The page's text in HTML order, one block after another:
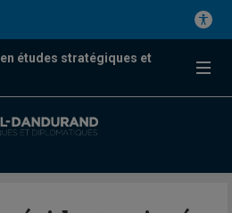
études stratégiques et